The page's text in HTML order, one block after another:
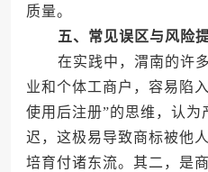
质量。
五、常见误区与风险
在实践中，渭南的许多
业和个体工商户，容易陷
使用后注册”的思维，认为
迟，这极易导致商标被他
培育付诸东流。其二，是